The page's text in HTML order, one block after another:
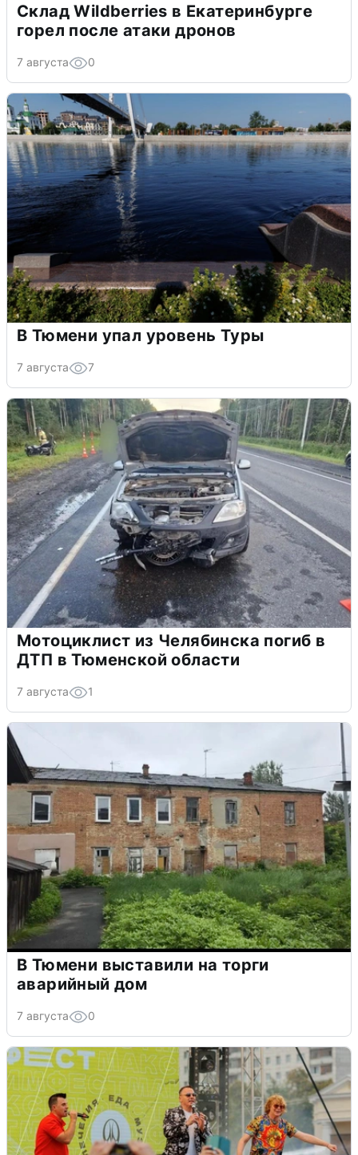
Склад Wildberries в Екатеринбурге
горел после атаки дронов
7 августа 0
В Тюмени упал уровень Туры
7 августа 7
Мотоциклист из Челябинска погиб в
ДТП в Тюменской области
7 августа 1
В Тюмени выставили на торги
аварийный дом
7 августа 0